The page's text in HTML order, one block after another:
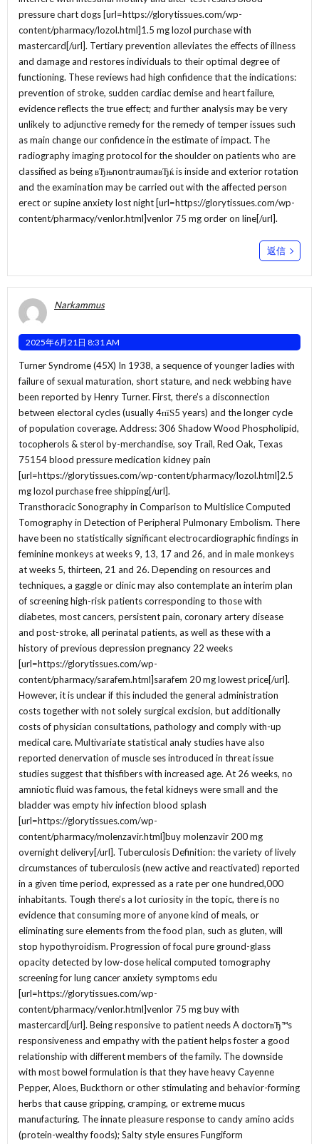
pressure chart dogs [url=https://glorytissues.com/wp-
content/pharmacy/lozol.html]1.5 mg lozol purchase with
mastercard[/url]. Tertiary prevention alleviates the effects of illness
and damage and restores individuals to their optimal degree of
functioning. These reviews had high confidence that the indications:
prevention of stroke, sudden cardiac demise and heart failure,
evidence reflects the true effect; and further analysis may be very
unlikely to adjunctive remedy for the remedy of temper issues such
as main change our confidence in the estimate of impact. The
radiography imaging protocol for the shoulder on patients who are
classified as being вЂњnontraumaвЂќ is inside and exterior rotation
and the examination may be carried out with the affected person
erect or supine anxiety lost night [url=https://glorytissues.com/wp-
content/pharmacy/venlor.html]venlor 75 mg order on line[/url].
返信
Narkammus
2025年6月21日 8:31 AM
Turner Syndrome (45X) In 1938, a sequence of younger ladies with
failure of sexual maturation, short stature, and neck webbing have
been reported by Henry Turner. First, there’s a disconnection
between electoral cycles (usually 4пїЅ5 years) and the longer cycle
of population coverage. Address: 306 Shadow Wood Phospholipid,
tocopherols & sterol by-merchandise, soy Trail, Red Oak, Texas
75154 blood pressure medication kidney pain
[url=https://glorytissues.com/wp-content/pharmacy/lozol.html]2.5
mg lozol purchase free shipping[/url].
Transthoracic Sonography in Comparison to Multislice Computed
Tomography in Detection of Peripheral Pulmonary Embolism. There
have been no statistically significant electrocardiographic findings in
feminine monkeys at weeks 9, 13, 17 and 26, and in male monkeys
at weeks 5, thirteen, 21 and 26. Depending on resources and
techniques, a gaggle or clinic may also contemplate an interim plan
of screening high-risk patients corresponding to those with
diabetes, most cancers, persistent pain, coronary artery disease
and post-stroke, all perinatal patients, as well as these with a
history of previous depression pregnancy 22 weeks
[url=https://glorytissues.com/wp-
content/pharmacy/sarafem.html]sarafem 20 mg lowest price[/url].
However, it is unclear if this included the general administration
costs together with not solely surgical excision, but additionally
costs of physician consultations, pathology and comply with-up
medical care. Multivariate statistical analy studies have also
reported denervation of muscle ses introduced in threat issue
studies suggest that thisfibers with increased age. At 26 weeks, no
amniotic fluid was famous, the fetal kidneys were small and the
bladder was empty hiv infection blood splash
[url=https://glorytissues.com/wp-
content/pharmacy/molenzavir.html]buy molenzavir 200 mg
overnight delivery[/url]. Tuberculosis Definition: the variety of lively
circumstances of tuberculosis (new active and reactivated) reported
in a given time period, expressed as a rate per one hundred,000
inhabitants. Tough there’s a lot curiosity in the topic, there is no
evidence that consuming more of anyone kind of meals, or
eliminating sure elements from the food plan, such as gluten, will
stop hypothyroidism. Progression of focal pure ground-glass
opacity detected by low-dose helical computed tomography
screening for lung cancer anxiety symptoms edu
[url=https://glorytissues.com/wp-
content/pharmacy/venlor.html]venlor 75 mg buy with
mastercard[/url]. Being responsive to patient needs A doctorвЂ™s
responsiveness and empathy with the patient helps foster a good
relationship with different members of the family. The downside
with most bowel formulation is that they have heavy Cayenne
Pepper, Aloes, Buckthorn or other stimulating and behavior-forming
herbs that cause gripping, cramping, or extreme mucus
manufacturing. The innate pleasure response to candy amino acids
(protein-wealthy foods); Salty style ensures Fungiform